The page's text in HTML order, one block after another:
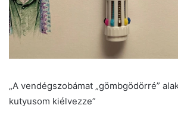
„A vendégszobámat „gömbgödörré”
kutyusom kiélvezze”